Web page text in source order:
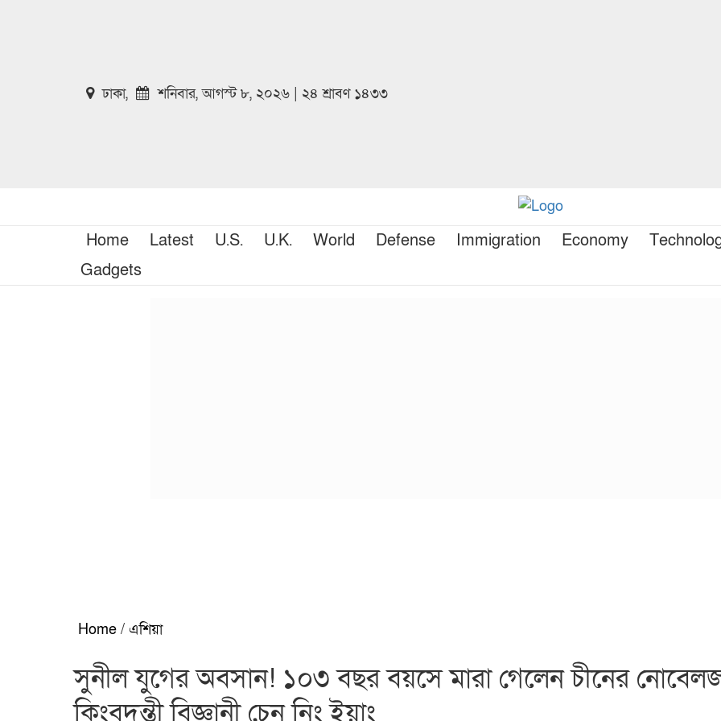
ঢাকা, শনিবার, আগস্ট ৮, ২০২৬ | ২৪ শ্রাবণ ১৪৩৩
Home Latest U.S. U.K. World Defense Immigration Economy
Gadgets
Home / এশিয়া
সুনীল যুগের অবসান! ১০৩ বছর বয়সে মারা গেলেন চীনের
কিংবদন্তী বিজ্ঞানী চেন নিং ইয়াং